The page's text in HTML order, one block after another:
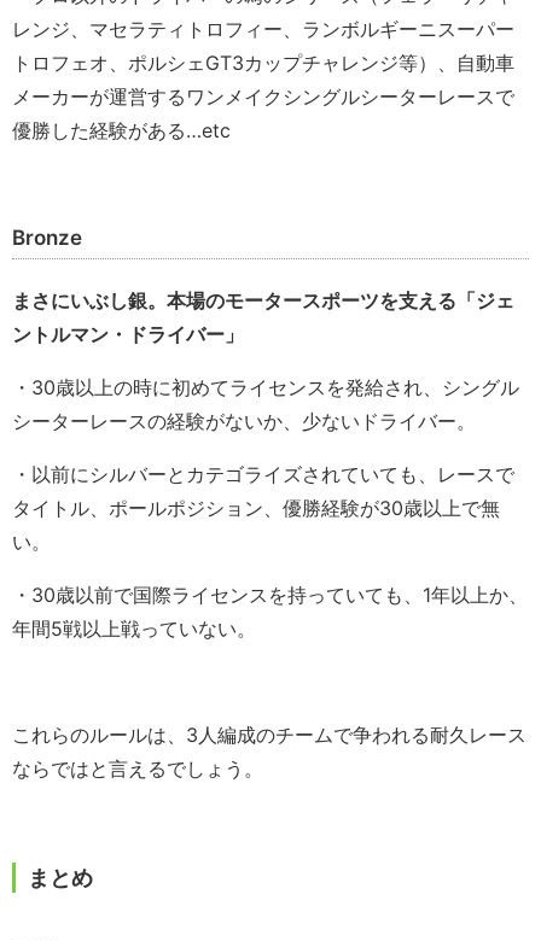
レンジ、マセラティトロフィー、ランボルギーニスーパー
トロフェオ、ポルシェGT3カップチャレンジ等）、自動車
メーカーが運営するワンメイクシングルシーターレースで
優勝した経験がある…etc
Bronze
まさにいぶし銀。本場のモータースポーツを支える「ジェ
ントルマン・ドライバー」
・30歳以上の時に初めてライセンスを発給され、シングル
シーターレースの経験がないか、少ないドライバー。
・以前にシルバーとカテゴライズされていても、レースで
タイトル、ポールポジション、優勝経験が30歳以上で無
い。
・30歳以前で国際ライセンスを持っていても、1年以上か、
年間5戦以上戦っていない。
これらのルールは、3人編成のチームで争われる耐久レース
ならではと言えるでしょう。
まとめ